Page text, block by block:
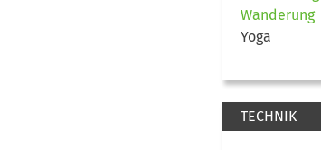
Wanderung
Yoga
TECHNIK